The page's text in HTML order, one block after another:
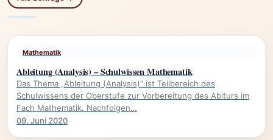
Mathematik
Ableitung (Analysis) – Schulwissen Mathematik
Das Thema „Ableitung (Analysis)“ ist Teilbereich des
Schulwissens der Oberstufe zur Vorbereitung des Abiturs im
Fach Mathematik. Nachfolgen…
09. Juni 2020